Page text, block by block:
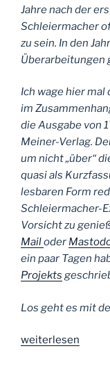
Jahre nach der
Schleiermacher
zu sein. In den
Überarbeitungen
Ich wage hier
im
die Ausgabe von
Meiner-Verlag.
um nicht „über“
quasi als
lesbaren Form
Schleiermacher-
Vorsicht zu
Mailoder
ein paar Tagen
Projekts
Los geht es mit
„Reden
weiterlesen